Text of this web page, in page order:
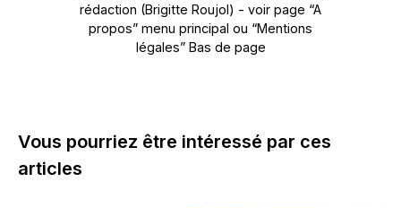
rédaction (Brigitte Roujol) - voir page “A
propos” menu principal ou “Mentions
légales” Bas de page
Vous pourriez être intéressé par ces
articles